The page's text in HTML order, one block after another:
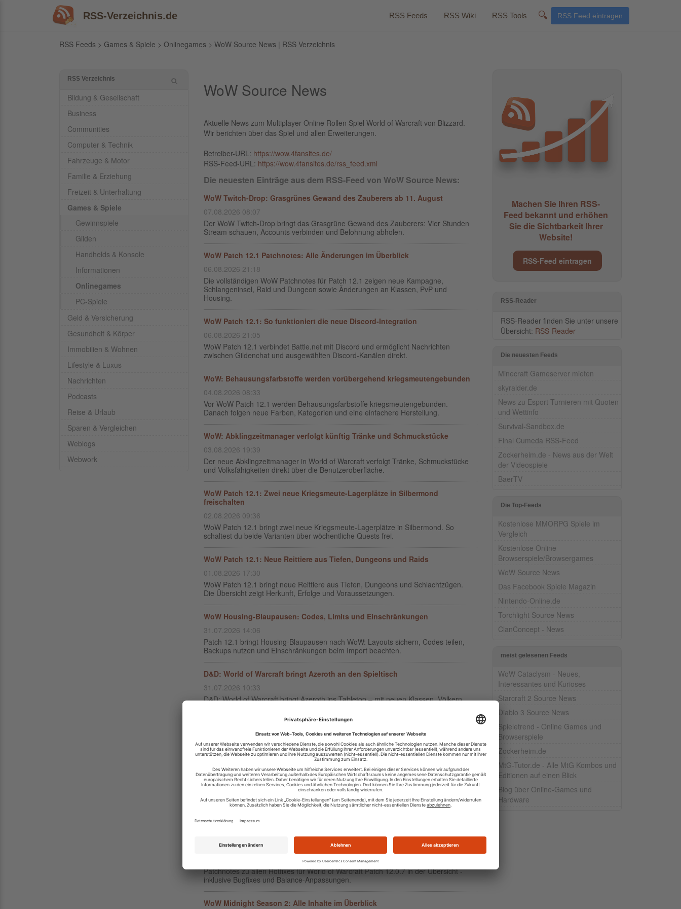
RSS-Verzeichnis.de RSS Feeds RSS Wiki RSS Tools 🔍 RSS Feed eintragen
RSS Feeds > Games & Spiele > Onlinegames > WoW Source News | RSS Verzeichnis
RSS Verzeichnis
Bildung & Gesellschaft
Business
Communities
Computer & Technik
Fahrzeuge & Motor
Familie & Erziehung
Freizeit & Unterhaltung
Games & Spiele
Gewinnspiele
Gilden
Handhelds & Konsole
Informationen
Onlinegames
PC-Spiele
Geld & Versicherung
Gesundheit & Körper
Immobilien & Wohnen
Lifestyle & Luxus
Nachrichten
Podcasts
Reise & Urlaub
Sparen & Vergleichen
Weblogs
Webwork
WoW Source News
Aktuelle News zum Multiplayer Online Rollen Spiel World of Warcraft von Blizzard.
Wir berichten über das Spiel und allen Erweiterungen.
Betreiber-URL: https://wow.4fansites.de/
RSS-Feed-URL: https://wow.4fansites.de/rss_feed.xml
Die neuesten Einträge aus dem RSS-Feed von WoW Source News:
WoW Twitch-Drop: Grasgrünes Gewand des Zauberers ab 11. August
07.08.2026 08:07
Der WoW Twitch-Drop bringt das Grasgrüne Gewand des Zauberers: Vier Stunden
Stream schauen, Accounts verbinden und Belohnung abholen.
WoW Patch 12.1 Patchnotes: Alle Änderungen im Überblick
06.08.2026 21:18
Die vollständigen WoW Patchnotes für Patch 12.1 zeigen neue Kampagne,
Schlangeninsel, Raid und Dungeon sowie Änderungen an Klassen, PvP und
Housing.
WoW Patch 12.1: So funktioniert die neue Discord-Integration
06.08.2026 21:05
WoW Patch 12.1 verbindet Battle.net mit Discord und ermöglicht Nachrichten
zwischen Gildenchat und ausgewählten Discord-Kanälen direkt.
WoW: Behausungsfarbstoffe werden vorübergehend kriegsmeutengebunden
04.08.2026 08:33
Vor WoW Patch 12.1 werden Behausungsfarbstoffe kriegsmeutengebunden.
Danach folgen neue Farben, Kategorien und eine einfachere Herstellung.
WoW: Abklingzeitmanager verfolgt künftig Tränke und Schmuckstücke
03.08.2026 19:39
Der neue Abklingzeitmanager in World of Warcraft verfolgt Tränke, Schmuckstücke
und Volksfähigkeiten direkt über die Benutzeroberfläche.
WoW Patch 12.1: Zwei neue Kriegsmeute-Lagerplätze in Silbermond
freischalten
02.08.2026 09:36
WoW Patch 12.1 bringt zwei neue Kriegsmeute-Lagerplätze in Silbermond. So
schaltest du beide Varianten über wöchentliche Quests frei.
WoW Patch 12.1: Neue Reittiere aus Tiefen, Dungeons und Raids
01.08.2026 17:30
WoW Patch 12.1 bringt neue Reittiere aus Tiefen, Dungeons und Schlachtzügen.
Die Übersicht zeigt Herkunft, Erfolge und Voraussetzungen.
WoW Housing-Blaupausen: Codes, Limits und Einschränkungen
31.07.2026 14:06
Patch 12.1 bringt Housing-Blaupausen nach WoW: Layouts sichern, Codes teilen,
Backups nutzen und Einschränkungen beim Import beachten.
D&D: World of Warcraft bringt Azeroth an den Spieltisch
31.07.2026 10:33
D&D: World of Warcraft bringt Azeroth ins Tabletop – mit neuen Klassen, Völkern,
WoW: Handelsposten im August bringt Western-Transmogs und Feuerrad
31.07.2026 09:57
Der WoW-Handelsposten im August setzt auf Western-Flair, neue Transmogs und
das Hassgeschmiedete Feuerrad als besonderes Reittier.
WoW: Azta'rec-Freischaltung – Dieses Zeitfenster gilt für den Erfolg
30.07.2026 08:37
und das Zeitfenster für den Erfolg im Überblick.
WoW Patch 12.0.7: Patchnotes zu allen Hotfixes
Patchnotes zu allen Hotfixes für World of Warcraft Patch 12.0.7 in der Übersicht -
inklusive Bugfixes und Balance-Anpassungen.
WoW Midnight Season 2: Alle Inhalte im Überblick
Machen Sie Ihren RSS-
Feed bekannt und erhöhen
Sie die Sichtbarkeit Ihrer
Website!
RSS-Feed eintragen
RSS-Reader
RSS-Reader finden Sie unter unsere
Übersicht: RSS-Reader
Die neuesten Feeds
Minecraft Gameserver mieten
skyraider.de
News zu Esport Turnieren mit Quoten
und Wettinfo
Survival-Sandbox.de
Final Cumeda RSS-Feed
Zockerheim.de - News aus der Welt
der Videospiele
BaerTV
Die Top-Feeds
Kostenlose MMORPG Spiele im
Vergleich
Kostenlose Online
Browserspiele/Browsergames
WoW Source News
Das Facebook Spiele Magazin
Nintendo-Online.de
Torchlight Source News
ClanConcept - News
meist gelesenen Feeds
WoW Cataclysm - Neues,
Interessantes und Kurioses
Starcraft 2 Source News
Diablo 3 Source News
Spieletrend - Online Games und
Browserspiele
Zockerheim.de
MtG-Tutor.de - Alle MtG Kombos und
Editionen auf einen Blick
Blog über Online-Games und
Hardware